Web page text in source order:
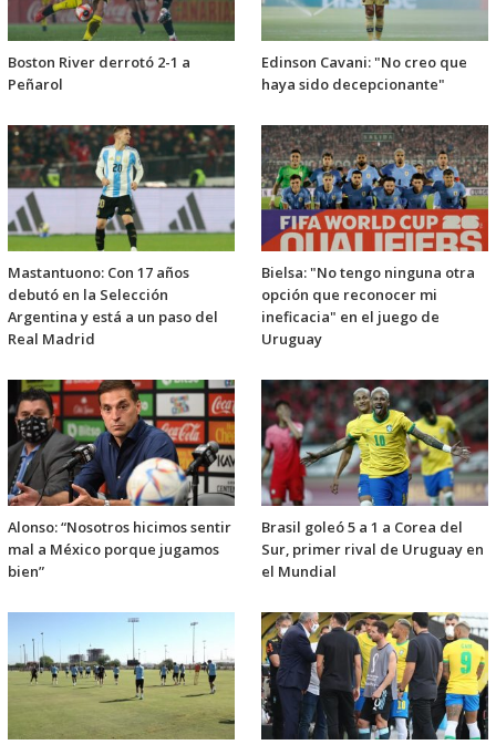
Boston River derrotó 2-1 a
Peñarol
Edinson Cavani: "No creo que
haya sido decepcionante"
Mastantuono: Con 17 años
debutó en la Selección
Argentina y está a un paso del
Real Madrid
Bielsa: "No tengo ninguna otra
opción que reconocer mi
ineficacia" en el juego de
Uruguay
Alonso: “Nosotros hicimos sentir
mal a México porque jugamos
bien”
Brasil goleó 5 a 1 a Corea del
Sur, primer rival de Uruguay en
el Mundial